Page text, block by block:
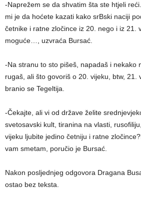
-Naprežem se da shvatim šta ste htjeli
mi je da hoćete kazati kako srBski naciji
četnike i ratne zločince iz 20. nego i iz 21.
moguće…, uzvraća Bursać.
-Na stranu to sto pišeš, napadaš i nekako
rugaš, ali što govoriš o 20. vijeku, btw, 21.
branio se Tegeltija.
-Čekajte, ali vi od države želite
svetosavski kult, tiranina na vlasti,
vijeku ljubite jedino četniju i ratne
vam smetam, poručio je Bursać.
Nakon posljednjeg odgovora Dragana
ostao bez teksta.